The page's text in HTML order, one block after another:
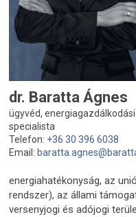
dr. Baratta Ágnes
ügyvéd, energiagazdálkodási
specialista
Telefon: +36 30 396 6038
Email:
energiahatékonyság, az
rendszer), az állami
versenyjogi és adójogi